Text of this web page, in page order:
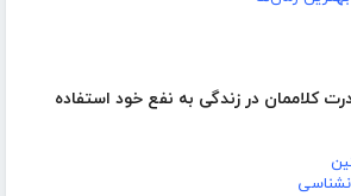
کلاممان در زندگی به نفع خود استفاده